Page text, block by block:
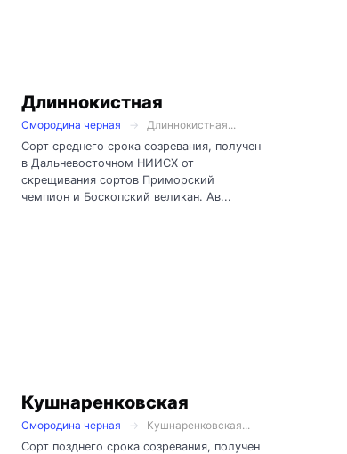
Длиннокистная
Смородина черная
Длиннокистная...
Сорт среднего срока созревания, получен
в Дальневосточном НИИСХ от
скрещивания сортов Приморский
чемпион и Боскопский великан. Ав...
Кушнаренковская
Смородина черная
Кушнаренковская...
Сорт позднего срока созревания, получен